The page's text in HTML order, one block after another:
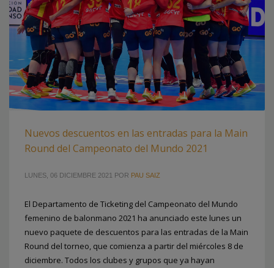
Nuevos descuentos en las entradas para la Main
Round del Campeonato del Mundo 2021
LUNES, 06 DICIEMBRE 2021 POR PAU SAIZ
El Departamento de Ticketing del Campeonato del Mundo
femenino de balonmano 2021 ha anunciado este lunes un
nuevo paquete de descuentos para las entradas de la Main
Round del torneo, que comienza a partir del miércoles 8 de
diciembre. Todos los clubes y grupos que ya hayan